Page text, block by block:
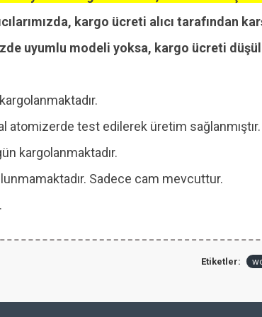
kargo ücreti alıcı tarafından
uyumlu modeli yoksa, kargo ücreti
atomizerde test edilerek üretim sağlanmıştır.
kargolanmaktadır.
Sadece cam mevcuttur.
Etiketler: